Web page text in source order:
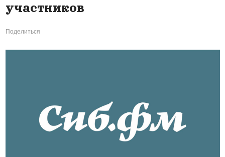
участников
Поделиться